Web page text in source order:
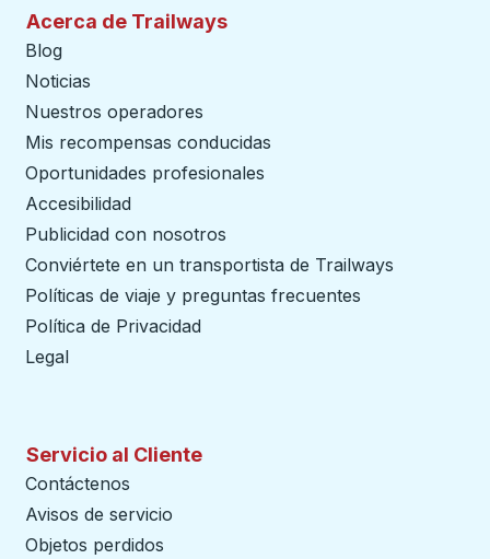
Acerca de Trailways
Blog
Noticias
Nuestros operadores
Mis recompensas conducidas
Oportunidades profesionales
Accesibilidad
Publicidad con nosotros
Conviértete en un transportista de Trailways
Políticas de viaje y preguntas frecuentes
Política de Privacidad
Legal
Servicio al Cliente
Contáctenos
Avisos de servicio
Objetos perdidos